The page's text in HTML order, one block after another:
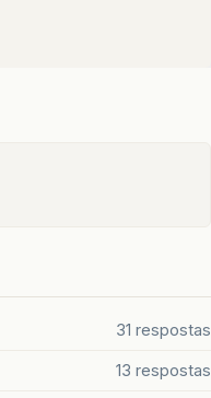
31 respostas
13 respostas